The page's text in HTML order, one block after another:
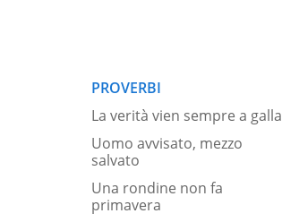
PROVERBI
La verità vien sempre a galla
Uomo avvisato, mezzo
salvato
Una rondine non fa
primavera